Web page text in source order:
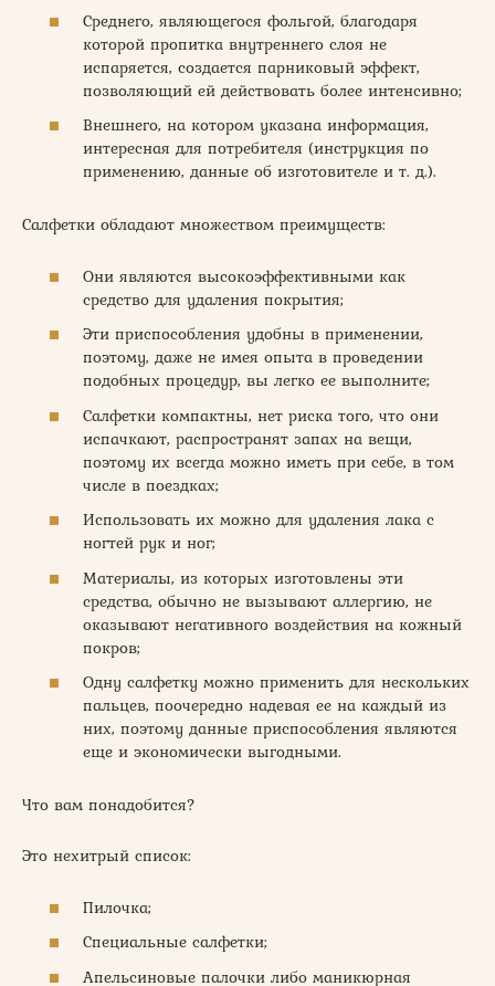
Среднего, являющегося фольгой, благодаря
которой пропитка внутреннего слоя не
испаряется, создается парниковый эффект,
позволяющий ей действовать более интенсивно;
Внешнего, на котором указана информация,
интересная для потребителя (инструкция по
применению, данные об изготовителе и т. д.).
Салфетки обладают множеством преимуществ:
Они являются высокоэффективными как
средство для удаления покрытия;
Эти приспособления удобны в применении,
поэтому, даже не имея опыта в проведении
подобных процедур, вы легко ее выполните;
Салфетки компактны, нет риска того, что они
испачкают, распространят запах на вещи,
поэтому их всегда можно иметь при себе, в том
числе в поездках;
Использовать их можно для удаления лака с
ногтей рук и ног;
Материалы, из которых изготовлены эти
средства, обычно не вызывают аллергию, не
оказывают негативного воздействия на кожный
покров;
Одну салфетку можно применить для нескольких
пальцев, поочередно надевая ее на каждый из
них, поэтому данные приспособления являются
еще и экономически выгодными.
Что вам понадобится?
Это нехитрый список:
Пилочка;
Специальные салфетки;
Апельсиновые палочки либо маникюрная